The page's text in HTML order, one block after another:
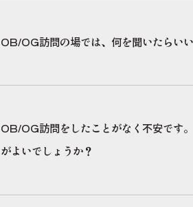
OB/OG訪問の場では、何を聞いたらい
OB/OG訪問をしたことがなく不安です
がよいでしょうか？